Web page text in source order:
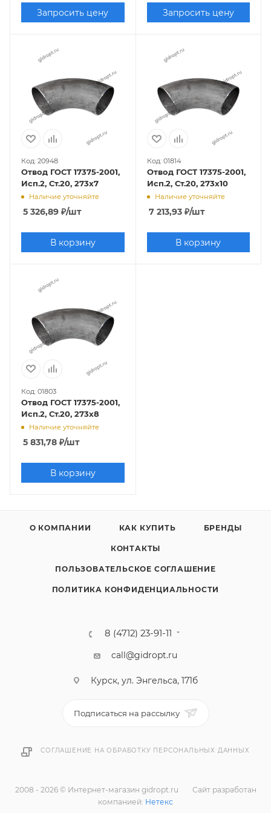
Запросить цену Запросить цену
Код: 20948
Отвод ГОСТ 17375-2001,
Исп.2, Ст.20, 273х7
Наличие уточняйте
5 326,89 ₽/шт
В корзину
Код: 01814
Отвод ГОСТ 17375-2001,
Исп.2, Ст.20, 273х10
Наличие уточняйте
7 213,93₽/шт
В корзину
Код: 01803
Отвод ГОСТ 17375-2001,
Исп.2, Ст.20, 273х8
Наличие уточняйте
5 831,78 ₽/шт
В корзину
О КОМПАНИИ КАК КУПИТЬ БРЕНДЫ
КОНТАКТЫ
ПОЛЬЗОВАТЕЛЬСКОЕ СОГЛАШЕНИЕ
ПОЛИТИКА КОНФИДЕНЦИАЛЬНОСТИ
8 (4712) 23-91-11
call@gidropt.ru
Курск, ул. Энгельса, 171б
Подписаться на рассылку
СОГЛАШЕНИЕ НА ОБРАБОТКУ ПЕРСОНАЛЬНЫХ ДАННЫХ
2008 - 2026 © Интернет-магазин gidropt.ru
Сайт разработан
компанией: Нетекс